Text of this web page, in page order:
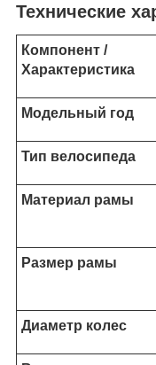
Технические
Компонент /
Характеристика
Модельный год
Тип велосипеда
Материал рамы
Размер рамы
Диаметр колес